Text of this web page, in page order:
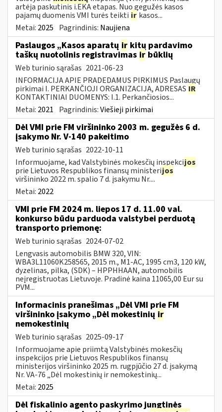
artėja paskutinis i.EKA etapas. Nuo gegužės kasos
pajamų duomenis VMI turės teikti ir kasos...
Metai: 2025 Pagrindinis: Naujiena
Paslaugos „Kasos aparatų ir kitų pardavimo
taškų nuotolinis registravimas ir būklių
Web turinio sąrašas 2021-06-23
INFORMACIJA APIE PRADEDAMUS PIRKIMUS Paslaugų
pirkimai I. PERKANČIOJI ORGANIZACIJA, ADRESAS IR
KONTAKTINIAI DUOMENYS: I.1. Perkančiosios...
Metai: 2021 Pagrindinis:Viešieji pirkimai
Dėl VMI prie FM viršininko 2003 m. gegužės 6 d.
įsakymo Nr. V-140 pakeitimo
Web turinio sąrašas 2022-10-11
Informuojame, kad Valstybinės mokesčių inspekcijos
prie Lietuvos Respublikos finansų ministerijos
viršininko 2022 m. spalio 7 d. įsakymu Nr....
Metai: 2022
VMI prie FM 2024 m. liepos 17 d. 11.00 val.
konkurso būdu parduoda valstybei perduotą
transporto priemonę:
Web turinio sąrašas 2024-07-02
Lengvasis automobilis BMW 320, VIN:
WBA3L11060K258565, 2015 m., M1-AC, 1995 cm3, 120 kW,
dyzelinas, pilka, (SDK) – HPPHHAAN, automobilis
neįregistruotas Lietuvoje. Pradinė kaina 11065,00 Eur su
PVM...
Informacinis pranešimas „Dėl VMI prie FM
viršininko įsakymo „Dėl mokestinių ir
nemokestinių
Web turinio sąrašas 2025-09-17
Informuojame apie priimtą Valstybinės mokesčių
inspekcijos prie Lietuvos Respublikos finansų
ministerijos viršininko 2025 m. rugpjūčio 27 d. įsakymą
Nr. VA-76 „Dėl mokestinių ir nemokestinių...
Metai: 2025
Dėl fiskalinio agento paskyrimo jungtinės